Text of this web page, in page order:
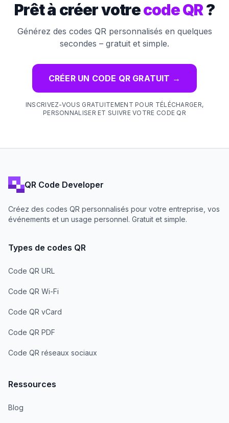
Prêt à créer votrecode QR?
Générez des codes QR personnalisés en quelques
secondes – gratuit et simple.
CRÉER UN CODE QR GRATUIT →
INSCRIVEZ-VOUS GRATUITEMENT POUR TÉLÉCHARGER,
PERSONNALISER ET SUIVRE VOTRE CODE QR
QR Code Developer
Créez des codes QR personnalisés pour votre entreprise, vos
événements et un usage personnel. Gratuit et simple.
Types de codes QR
Code QR URL
Code QR Wi-Fi
Code QR vCard
Code QR PDF
Code QR réseaux sociaux
Ressources
Blog